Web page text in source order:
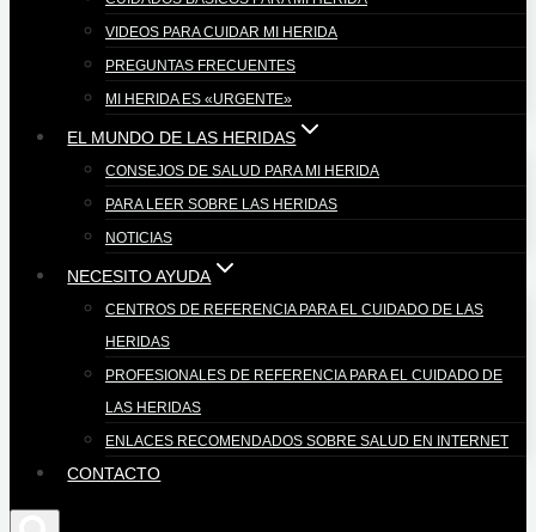
VIDEOS PARA CUIDAR MI HERIDA
PREGUNTAS FRECUENTES
MI HERIDA ES «URGENTE»
EL MUNDO DE LAS HERIDAS
CONSEJOS DE SALUD PARA MI HERIDA
PARA LEER SOBRE LAS HERIDAS
NOTICIAS
NECESITO AYUDA
CENTROS DE REFERENCIA PARA EL CUIDADO DE LAS
HERIDAS
PROFESIONALES DE REFERENCIA PARA EL CUIDADO DE
LAS HERIDAS
ENLACES RECOMENDADOS SOBRE SALUD EN INTERNET
CONTACTO